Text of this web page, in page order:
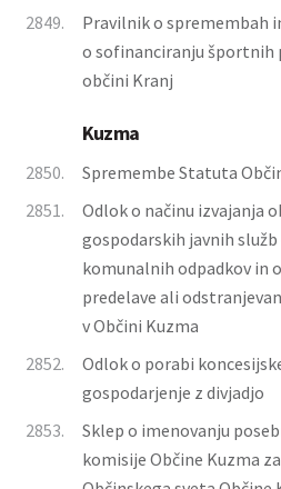
2849.
Pravilnik o spremembah
o sofinanciranju športnih
občini Kranj
Kuzma
2850.
Spremembe Statuta
2851.
Odlok o načinu izvajanja
gospodarskih javnih
komunalnih odpadkov in
predelave ali
v Občini Kuzma
2852.
Odlok o porabi
gospodarjenje z divjadjo
2853.
Sklep o imenovanju
komisije Občine Kuzma